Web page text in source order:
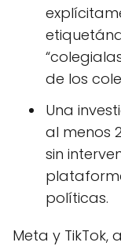
de los
Una
al menos
sin
políticas.
Meta y TikTok,